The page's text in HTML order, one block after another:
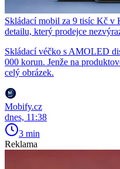
Skládací mobil za 9 tisíc Kč v
detailu, který prodejce
Skládací véčko s AMOLED
000 korun. Jenže na
celý obrázek.
Mobify.cz
dnes, 11:38
3 min
Reklama